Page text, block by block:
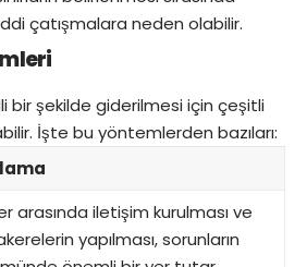
çatışmalara neden olabilir.
bir şekilde giderilmesi için çeşitli
İşte bu yöntemlerden bazıları:
arasında iletişim kurulması ve
yapılması, sorunların